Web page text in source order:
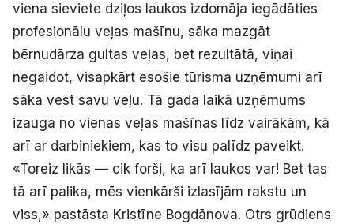
E-avīze Abonē
viena sieviete dziļos laukos izdomāja iegādāties
profesionālu veļas mašīnu, sāka mazgāt
bērnudārza gultas veļas, bet rezultātā, viņai
negaidot, visapkārt esošie tūrisma uzņēmumi arī
sāka vest savu veļu. Tā gada laikā uzņēmums
izauga no vienas veļas mašīnas līdz vairākām, kā
arī ar darbiniekiem, kas to visu palīdz paveikt.
«Toreiz likās — cik forši, ka arī laukos var! Bet tas
tā arī palika, mēs vienkārši izlasījām rakstu un
viss,» pastāsta Kristīne Bogdānova. Otrs grūdiens